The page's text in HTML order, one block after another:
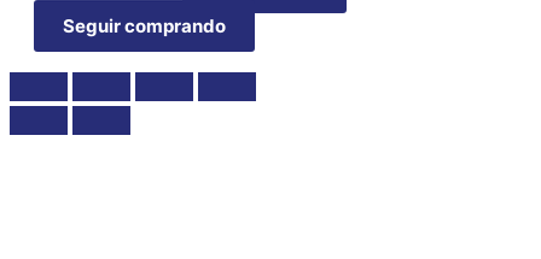
Seguir comprando